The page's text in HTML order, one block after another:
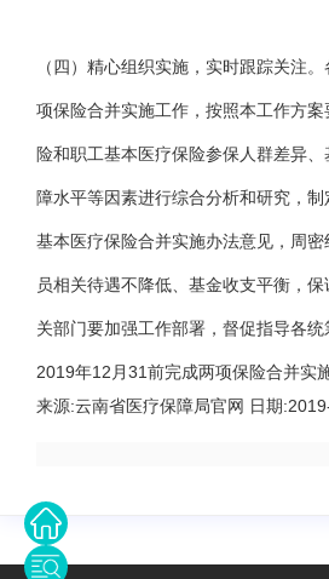
（四）精心组织实施，实时跟踪关注
项保险合并实施工作，按照本工作方
险和职工基本医疗保险参保人群差异
障水平等因素进行综合分析和研究，
基本医疗保险合并实施办法意见，周密
员相关待遇不降低、基金收支平衡，
关部门要加强工作部署，督促指导各
2019年12月31前完成两项保险合并实施
来源:云南省医疗保障局官网 日期: